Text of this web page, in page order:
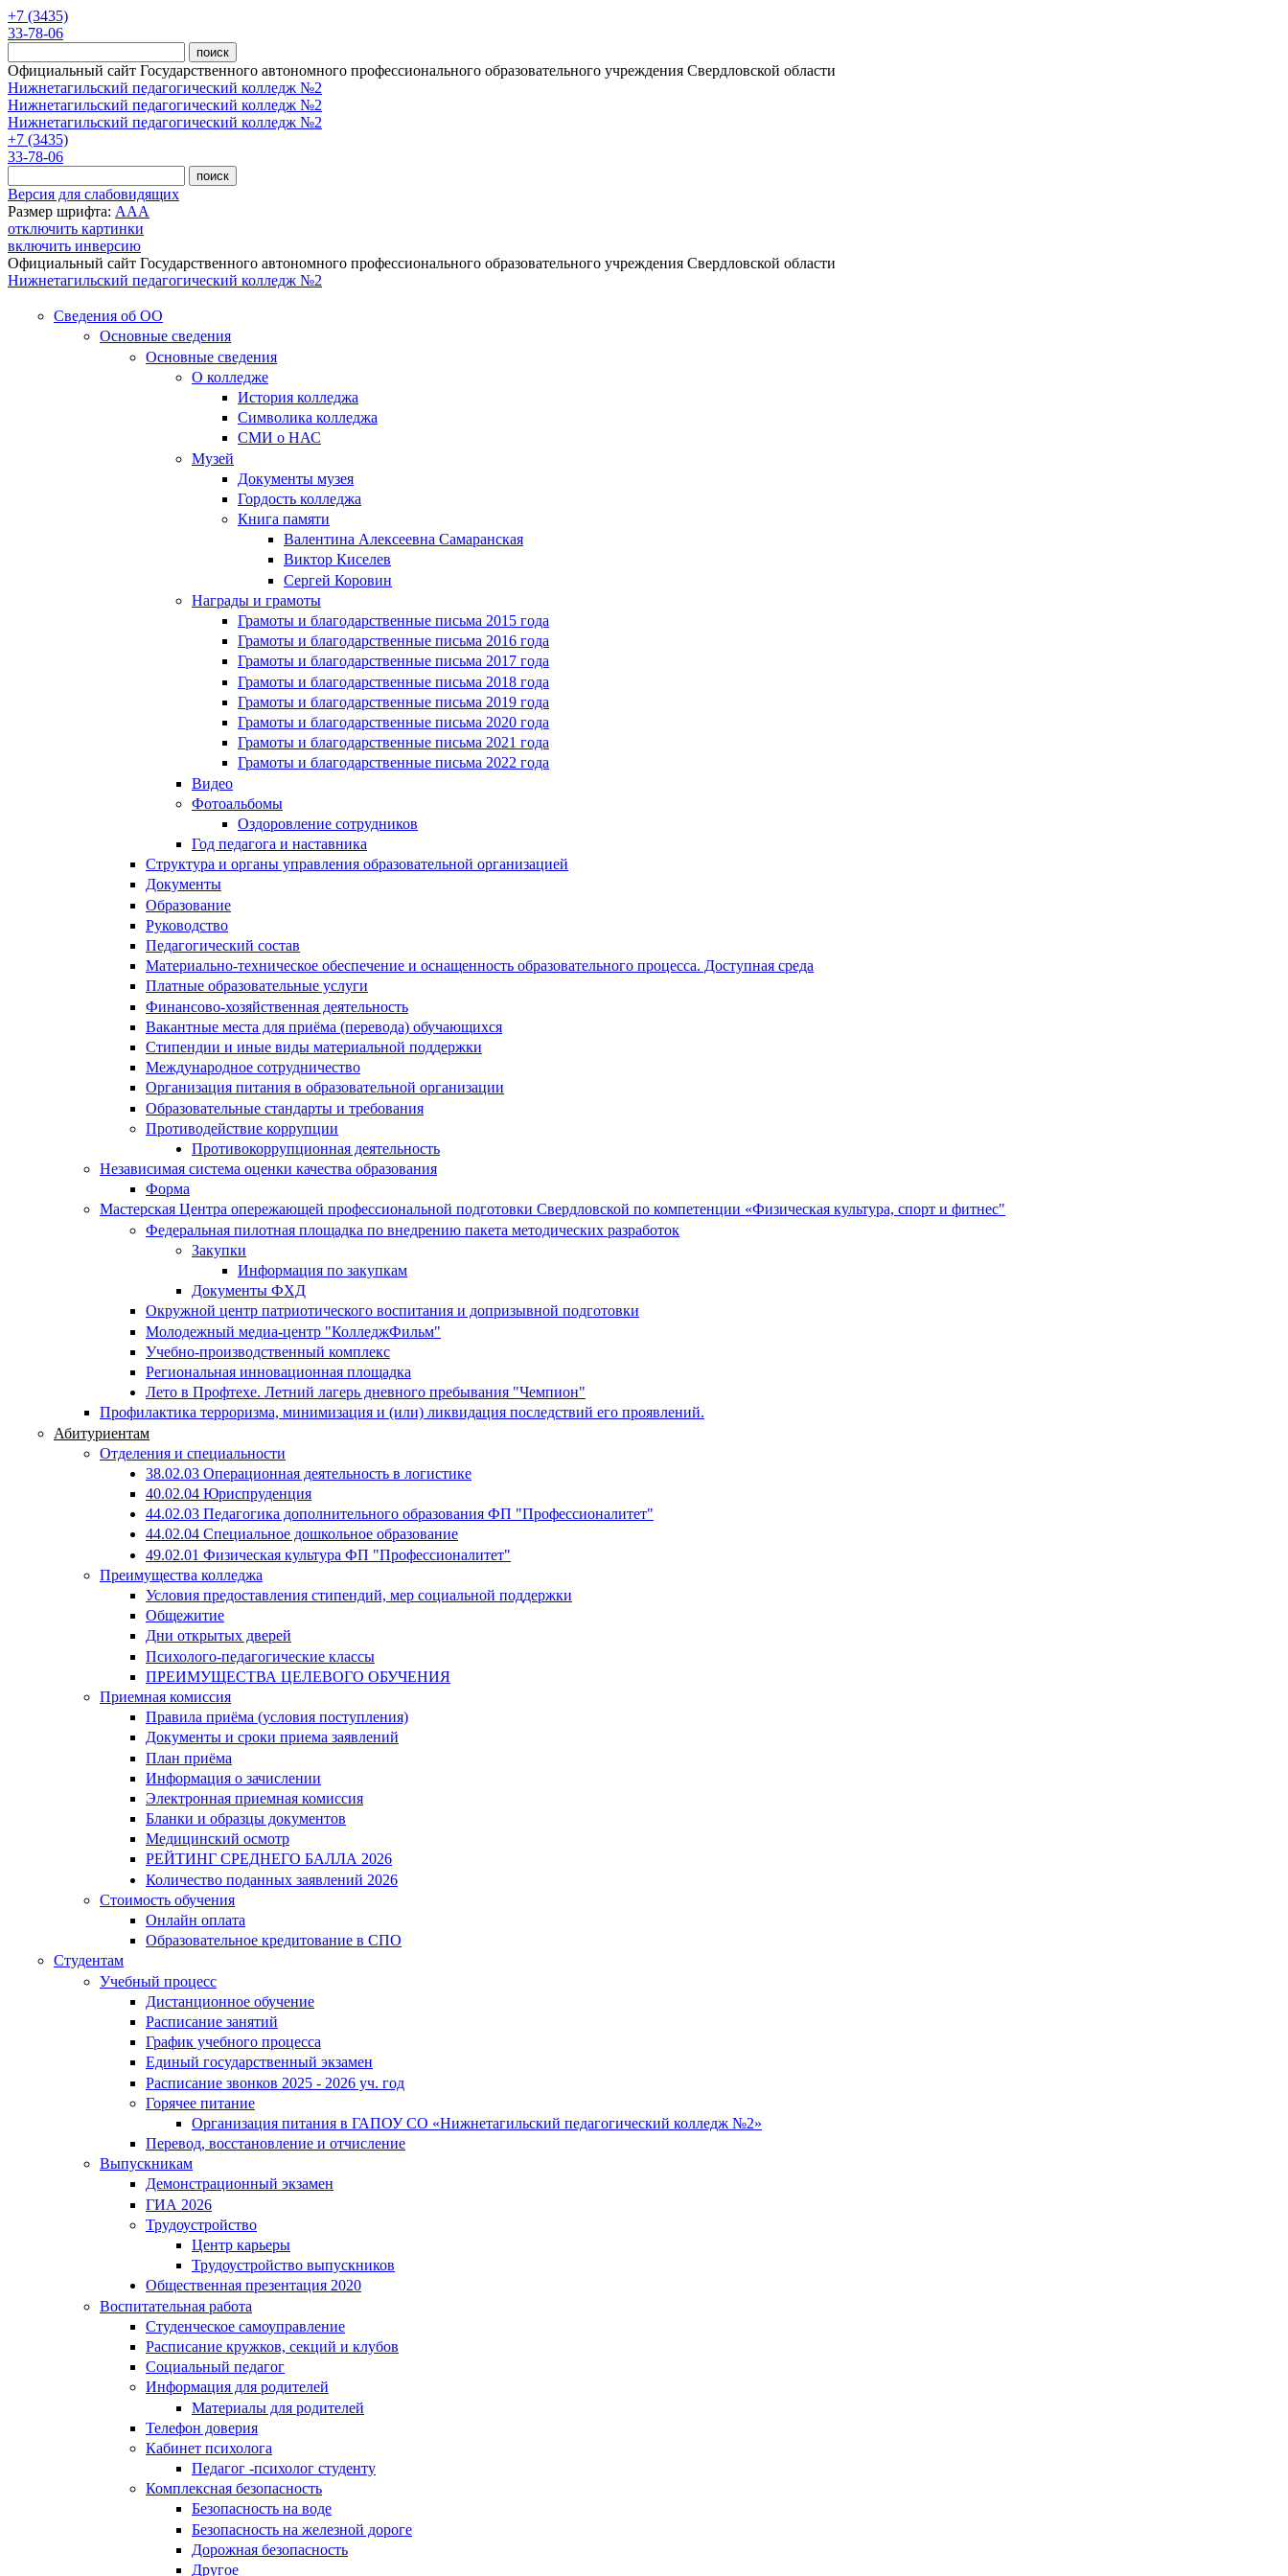
Перейти к основному содержанию
+7 (3435)
33-78-06
Официальный сайт Государственного автономного профессионального образовательного учреждения Свердловской области
Нижнетагильский педагогический колледж №2
Нижнетагильский педагогический колледж №2
Нижнетагильский педагогический колледж №2
+7 (3435)
33-78-06
Версия для слабовидящих
Размер шрифта: AAA
отключить картинки
включить инверсию
Официальный сайт Государственного автономного профессионального образовательного учреждения Свердловской области
Нижнетагильский педагогический колледж №2
Сведения об ОО
Основные сведения
Основные сведения
О колледже
История колледжа
Символика колледжа
СМИ о НАС
Музей
Документы музея
Гордость колледжа
Книга памяти
Валентина Алексеевна Самаранская
Виктор Киселев
Сергей Коровин
Награды и грамоты
Грамоты и благодарственные письма 2015 года
Грамоты и благодарственные письма 2016 года
Грамоты и благодарственные письма 2017 года
Грамоты и благодарственные письма 2018 года
Грамоты и благодарственные письма 2019 года
Грамоты и благодарственные письма 2020 года
Грамоты и благодарственные письма 2021 года
Грамоты и благодарственные письма 2022 года
Видео
Фотоальбомы
Оздоровление сотрудников
Год педагога и наставника
Структура и органы управления образовательной организацией
Документы
Образование
Руководство
Педагогический состав
Материально-техническое обеспечение и оснащенность образовательного процесса. Доступная среда
Платные образовательные услуги
Финансово-хозяйственная деятельность
Вакантные места для приёма (перевода) обучающихся
Стипендии и иные виды материальной поддержки
Международное сотрудничество
Организация питания в образовательной организации
Образовательные стандарты и требования
Противодействие коррупции
Противокоррупционная деятельность
Независимая система оценки качества образования
Форма
Мастерская Центра опережающей профессиональной подготовки Свердловской по компетенции «Физическая культура, спорт и фитнес"
Федеральная пилотная площадка по внедрению пакета методических разработок
Закупки
Информация по закупкам
Документы ФХД
Окружной центр патриотического воспитания и допризывной подготовки
Молодежный медиа-центр "КолледжФильм"
Учебно-производственный комплекс
Региональная инновационная площадка
Лето в Профтехе. Летний лагерь дневного пребывания "Чемпион"
Профилактика терроризма, минимизация и (или) ликвидация последствий его проявлений.
Абитуриентам
Отделения и специальности
38.02.03 Операционная деятельность в логистике
40.02.04 Юриспруденция
44.02.03 Педагогика дополнительного образования ФП "Профессионалитет"
44.02.04 Специальное дошкольное образование
49.02.01 Физическая культура ФП "Профессионалитет"
Преимущества колледжа
Условия предоставления стипендий, мер социальной поддержки
Общежитие
Дни открытых дверей
Психолого-педагогические классы
ПРЕИМУЩЕСТВА ЦЕЛЕВОГО ОБУЧЕНИЯ
Приемная комиссия
Правила приёма (условия поступления)
Документы и сроки приема заявлений
План приёма
Информация о зачислении
Электронная приемная комиссия
Бланки и образцы документов
Медицинский осмотр
РЕЙТИНГ СРЕДНЕГО БАЛЛА 2026
Количество поданных заявлений 2026
Стоимость обучения
Онлайн оплата
Образовательное кредитование в СПО
Студентам
Учебный процесс
Дистанционное обучение
Расписание занятий
График учебного процесса
Единый государственный экзамен
Расписание звонков 2025 - 2026 уч. год
Горячее питание
Организация питания в ГАПОУ СО «Нижнетагильский педагогический колледж №2»
Перевод, восстановление и отчисление
Выпускникам
Демонстрационный экзамен
ГИА 2026
Трудоустройство
Центр карьеры
Трудоустройство выпускников
Общественная презентация 2020
Воспитательная работа
Студенческое самоуправление
Расписание кружков, секций и клубов
Социальный педагог
Информация для родителей
Материалы для родителей
Телефон доверия
Кабинет психолога
Педагог -психолог студенту
Комплексная безопасность
Безопасность на воде
Безопасность на железной дороге
Дорожная безопасность
Другое